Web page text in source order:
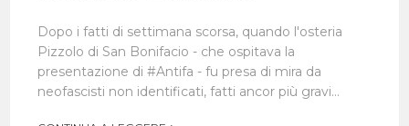
Dopo i fatti di settimana scorsa, quando l'osteria
Pizzolo di San Bonifacio - che ospitava la
presentazione di #Antifa - fu presa di mira da
neofascisti non identificati, fatti ancor più gravi…